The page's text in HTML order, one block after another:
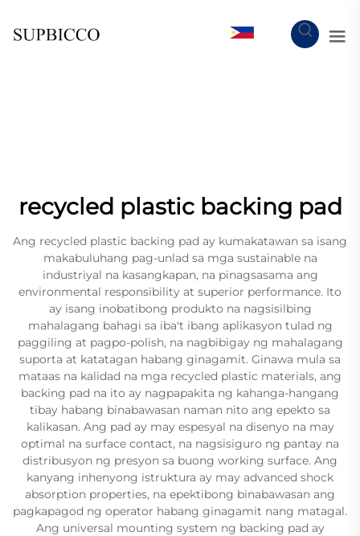
recycled plastic backing pad
Ang recycled plastic backing pad ay kumakatawan sa isang
makabuluhang pag-unlad sa mga sustainable na
industriyal na kasangkapan, na pinagsasama ang
environmental responsibility at superior performance. Ito
ay isang inobatibong produkto na nagsisilbing
mahalagang bahagi sa iba't ibang aplikasyon tulad ng
paggiling at pagpo-polish, na nagbibigay ng mahalagang
suporta at katatagan habang ginagamit. Ginawa mula sa
mataas na kalidad na mga recycled plastic materials, ang
backing pad na ito ay nagpapakita ng kahanga-hangang
tibay habang binabawasan naman nito ang epekto sa
kalikasan. Ang pad ay may espesyal na disenyo na may
optimal na surface contact, na nagsisiguro ng pantay na
distribusyon ng presyon sa buong working surface. Ang
kanyang inhenyong istruktura ay may advanced shock
absorption properties, na epektibong binabawasan ang
pagkapagod ng operator habang ginagamit nang matagal.
Ang universal mounting system ng backing pad ay